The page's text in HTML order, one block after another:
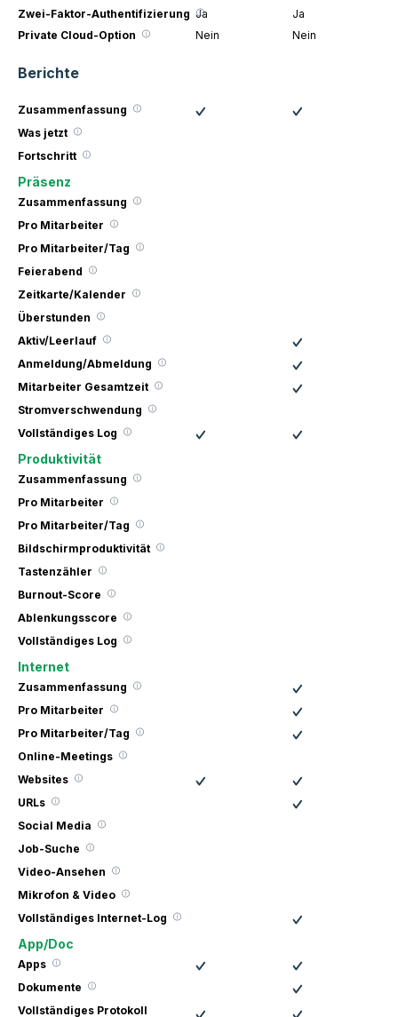
Zwei-Faktor-Authentifizierung Ja
Ja
Private Cloud-Option
Nein Nein
Berichte
Zusammenfassung
Was jetzt
Fortschritt
Präsenz
Zusammenfassung
Pro Mitarbeiter
Pro Mitarbeiter/Tag
Feierabend
Zeitkarte/Kalender
Überstunden
Aktiv/Leerlauf
Anmeldung/Abmeldung
Mitarbeiter Gesamtzeit
Stromverschwendung
Vollständiges Log
Produktivität
Zusammenfassung
Pro Mitarbeiter
Pro Mitarbeiter/Tag
Bildschirmproduktivität
Tastenzähler
Burnout-Score
Ablenkungsscore
Vollständiges Log
Internet
Zusammenfassung
Pro Mitarbeiter
Pro Mitarbeiter/Tag
Online-Meetings
Websites
URLs
Social Media
Job-Suche
Video-Ansehen
Mikrofon & Video
Vollständiges Internet-Log
App/Doc
Apps
Dokumente
Vollständiges Protokoll